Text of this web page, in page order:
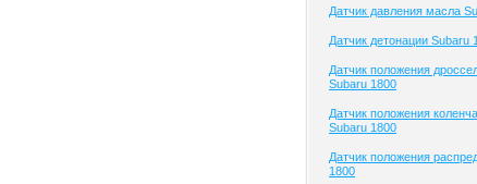
Датчик давления масла
Датчик детонации Subaru
Датчик положения
Subaru 1800
Датчик положения
Subaru 1800
Датчик положения
1800